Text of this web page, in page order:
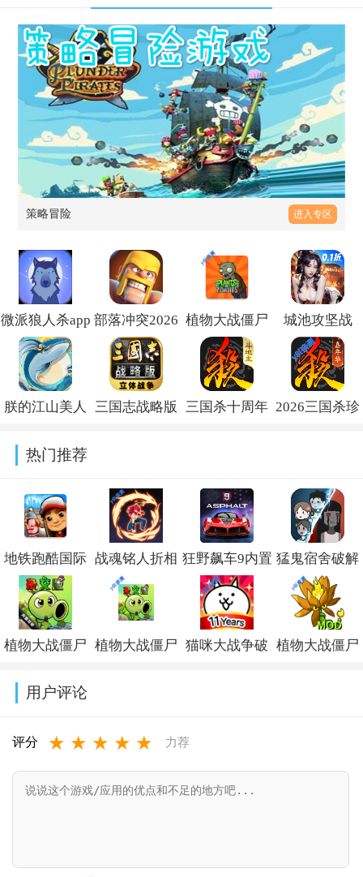
策略冒险 进入专区
微派狼人杀app
下载v2.5.16
部落冲突2026
最新版本
v18.111.1
植物大战僵尸
经典版中文版
下载安装
v3.17.0
城池攻坚战
2026免费下载
v3.2.0
朕的江山美人
三国志战略版 三国杀十周年 2026三国杀珍
热门推荐
地铁跑酷国际
服破解版下载
(Subway
Surf)v3.67.0
战魂铭人折相
思内置修改器
最新版v3.4.0
狂野飙车9内置
修改器最新版
本v52.1.2a破解
版
猛鬼宿舍破解
版下载无限金
币无限闪电最
新版v2.5.20
植物大战僵尸
(Plants vs
Zombies Super
植物大战僵尸
v0.25.5
猫咪大战争破 植物大战僵尸
Mod)v3.8.1
用户评论
评分 ★ ★ ★ ★ ★ 力荐